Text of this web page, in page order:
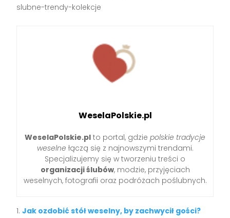
slubne-trendy-kolekcje
WeselaPolskie.pl
WeselaPolskie.pl to portal, gdzie polskie tradycje
weselne łączą się z najnowszymi trendami.
Specjalizujemy się w tworzeniu treści o
organizacji ślubów, modzie, przyjęciach
weselnych, fotografii oraz podróżach poślubnych.
Jak ozdobić stół weselny, by zachwycił gości?